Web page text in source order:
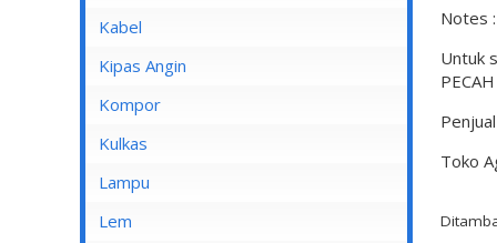
Notes :
Untuk
Toko
Kabel
Inbow/Outbow T Dus
Kabel Aksesoris
Kabel Antena
Kabel BC
Kipas Angin
Kipas Angin Berdiri
Kipas Angin Dinding
Kipas Angin Duduk
Kipas Angin Gantung
Kompor
Kompor Rinnai
Kulkas
LG
POLYTRON
Lampu
Fitting Lampu
Lem